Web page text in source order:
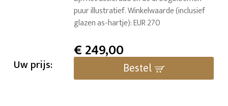
puur illustratief. Winkelwaarde (inclusief
glazen as-hartje): EUR 270
Uw prijs:
€249,00
Bestel